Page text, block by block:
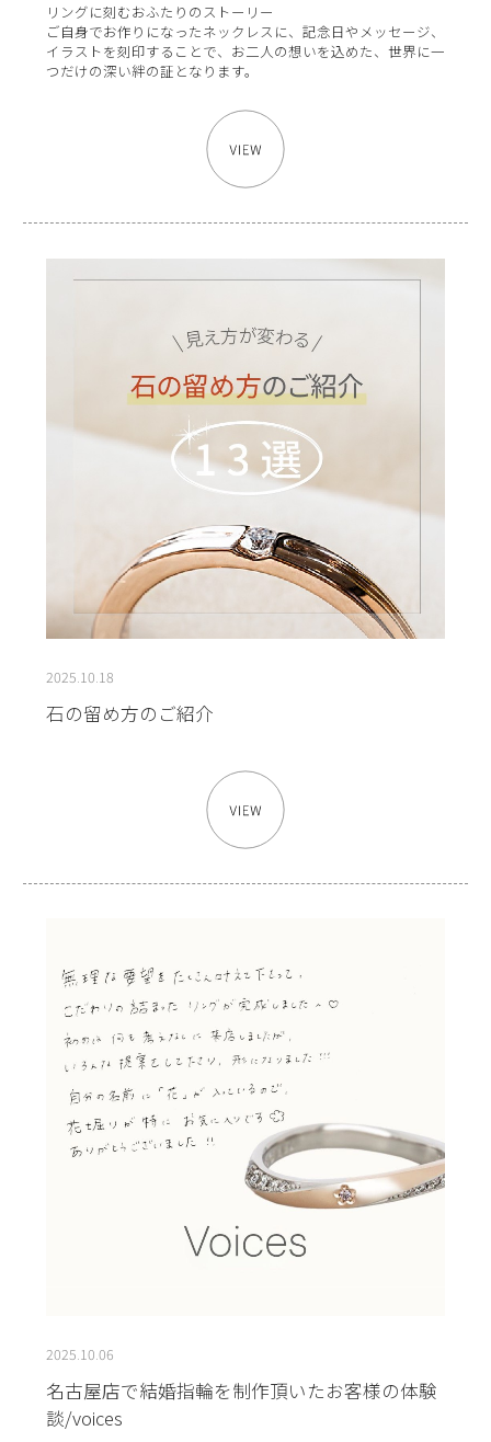
リングに刻むおふたりのストーリー
ご自身でお作りになったネックレスに、記念日やメッセージ、
イラストを刻印することで、お二人の想いを込めた、世界に一
つだけの深い絆の証となります。
2025.10.18
石の留め方のご紹介
2025.10.06
名古屋店で結婚指輪を制作頂いたお客様の体験
談/voices